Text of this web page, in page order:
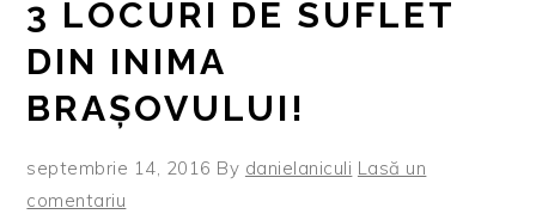
3 LOCURI DE SUFLET
DIN INIMA
BRAȘOVULUI!
septembrie 14, 2016 By danielaniculi Lasă un
comentariu